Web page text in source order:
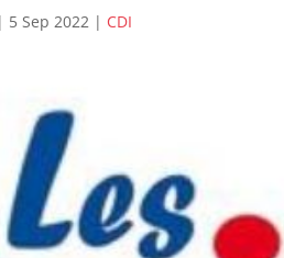
| 5 Sep 2022 | CDI